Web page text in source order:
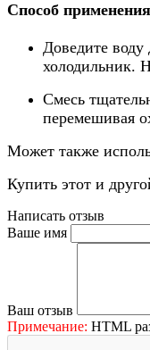
Способ
Доведите
холодильник.
Смесь
перемешивая
Может также
Купить этот и
Написать отзыв
Ваше имя
Ваш отзыв
Примечание: HTML